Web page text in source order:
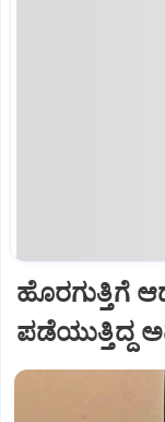
ಹೊರಗುತ್ತಿಗೆ
ಪಡೆಯುತ್ತಿದ್ದ